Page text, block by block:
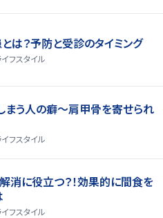
は？予防と受診のタイミング
イフスタイル
まう人の癖～肩甲骨を寄せられ
イフスタイル
消に役立つ？！効果的に間食を
イフスタイル